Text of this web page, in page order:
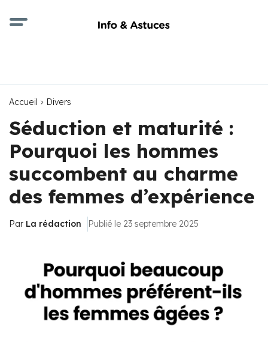
Accueil Divers
Séduction et maturité :
Pourquoi les hommes
succombent au charme
des femmes d’expérience
Par La rédaction Publié le 23 septembre 2025